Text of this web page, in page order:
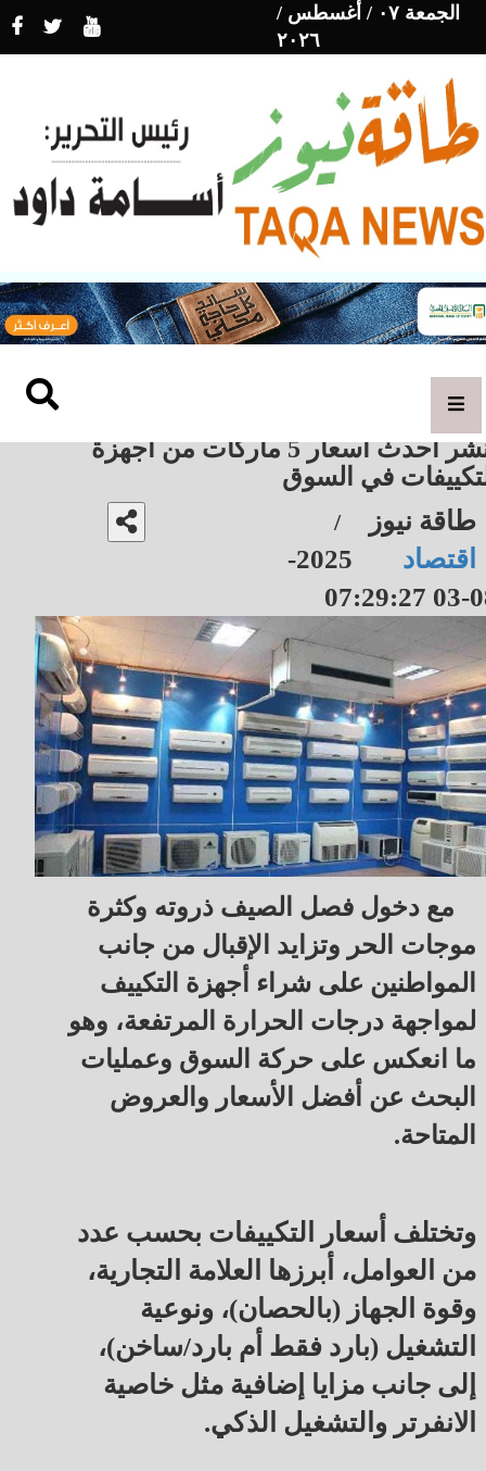
الجمعة ٠٧ / أغسطس /
٢٠٢٦
ننشر أحدث أسعار 5 ماركات من أجهزة
في السوق
طاقة نيوز /
اقتصاد
2025-
08-03
مع دخول فصل الصيف ذروته وكثرة
موجات الحر وتزايد الإقبال من جانب
المواطنين على شراء أجهزة التكييف
لمواجهة درجات الحرارة المرتفعة، وهو
ما انعكس على حركة السوق وعمليات
البحث عن أفضل الأسعار والعروض
المتاحة.
وتختلف أسعار التكييفات بحسب عدد
من العوامل، أبرزها العلامة التجارية،
وقوة الجهاز (بالحصان)، ونوعية
التشغيل (بارد فقط أم بارد/ساخن)،
إلى جانب مزايا إضافية مثل خاصية
الانفرتر والتشغيل الذكي.